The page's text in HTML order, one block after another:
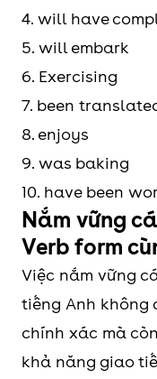
4. will have
5. will embark
6. Exercising
7. been
8. enjoys
9. was baking
10. have been
Nắm vững
Verb form
Việc nắm vững
tiếng Anh không
chính xác mà
khả năng giao